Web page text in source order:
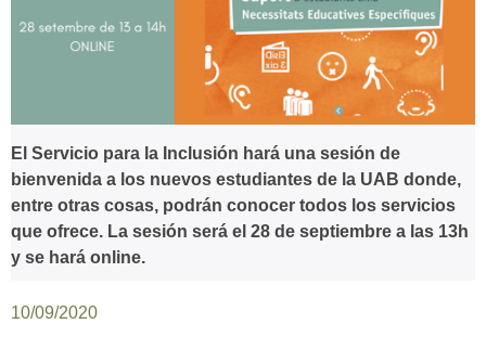
El Servicio para la Inclusión hará una sesión de
bienvenida a los nuevos estudiantes de la UAB donde,
entre otras cosas, podrán conocer todos los servicios
que ofrece. La sesión será el 28 de septiembre a las 13h
y se hará online.
10/09/2020